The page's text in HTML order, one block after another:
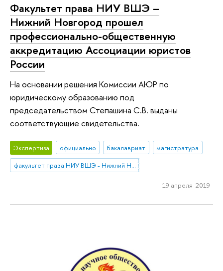
Факультет права НИУ ВШЭ –
Нижний Новгород прошел
профессионально-общественную
аккредитацию Ассоциации юристов
России
На основании решения Комиссии АЮР по
юридическому образованию под
председательством Степашина С.В. выданы
соответствующие свидетельства.
Экспертиза официально бакалавриат
магистратура
факультет права НИУ ВШЭ - Нижний Новгород
19 апреля 2019